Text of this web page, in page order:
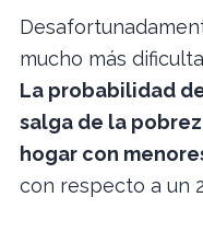
mucho más
La probabilidad
salga de la
hogar con
con respecto a un